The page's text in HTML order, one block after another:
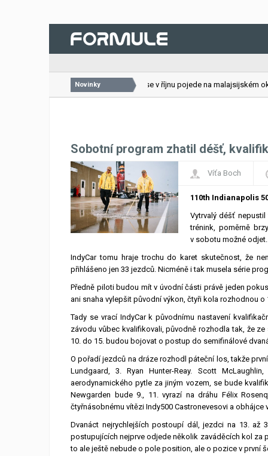
Novinky
VC Bahrajnu se v říjnu pojede na malajsijském
Sobotní program zhatil déšť,
Víťa Boch
110th Indianapolis
Vytrvalý déšť
trénink, poměrně
v sobotu možné
IndyCar tomu hraje trochu do karet skutečnost, že
přihlášeno jen 33 jezdců. Nicméně i tak musela série
Předně piloti budou mít v úvodní části právě jeden
ani snaha vylepšit původní výkon, čtyři kola rozhodnou
Tady se vrací IndyCar k původnímu nastavení
závodu vůbec kvalifikovali, původně rozhodla tak, že
10. do 15. budou bojovat o postup do semifinálové
O pořadí jezdců na dráze rozhodl páteční los, takže
Lundgaard, 3. Ryan Hunter-Reay. Scott
aerodynamického pytle za jiným vozem, se bude
Newgarden bude 9., 11. vyrazí na dráhu Félix
čtyřnásobnému vítězi Indy500 Castronevesovi a obhájce
Dvanáct nejrychlejších postoupí dál, jezdci na 13.
postupujících nejprve odjede několik zaváděcích kol za
to ale ještě nebude o pole position, ale o pozice v první